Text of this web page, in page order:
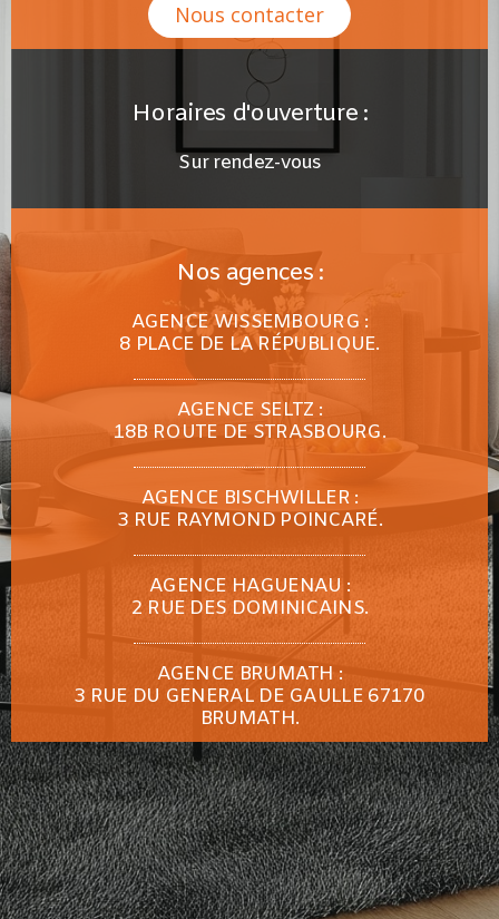
Nous contacter
Horaires d'ouverture :
Sur rendez-vous
Nos agences :
AGENCE WISSEMBOURG :
8 PLACE DE LA RÉPUBLIQUE.
AGENCE SELTZ :
18B ROUTE DE STRASBOURG.
AGENCE BISCHWILLER :
3 RUE RAYMOND POINCARÉ.
AGENCE HAGUENAU :
2 RUE DES DOMINICAINS.
AGENCE BRUMATH :
3 RUE DU GENERAL DE GAULLE 67170
BRUMATH.